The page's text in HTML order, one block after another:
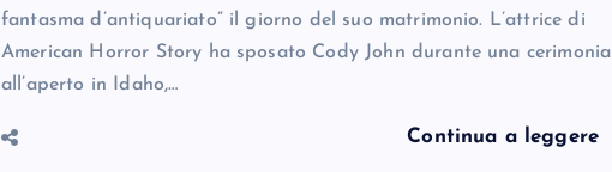
fantasma d’antiquariato” il giorno del suo matrimonio. L’attrice di
American Horror Story ha sposato Cody John durante una cerimonia
all’aperto in Idaho,…
Continua a leggere